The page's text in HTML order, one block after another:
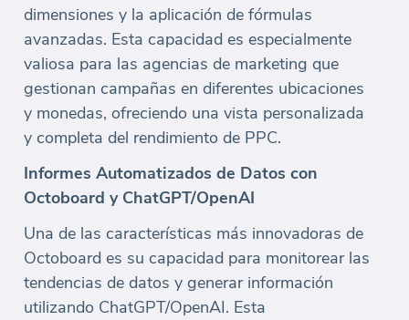
dimensiones y la aplicación de fórmulas
avanzadas. Esta capacidad es especialmente
valiosa para las agencias de marketing que
gestionan campañas en diferentes ubicaciones
y monedas, ofreciendo una vista personalizada
y completa del rendimiento de PPC.
Informes Automatizados de Datos con
Octoboard y ChatGPT/OpenAI
Una de las características más innovadoras de
Octoboard es su capacidad para monitorear las
tendencias de datos y generar información
utilizando ChatGPT/OpenAI. Esta